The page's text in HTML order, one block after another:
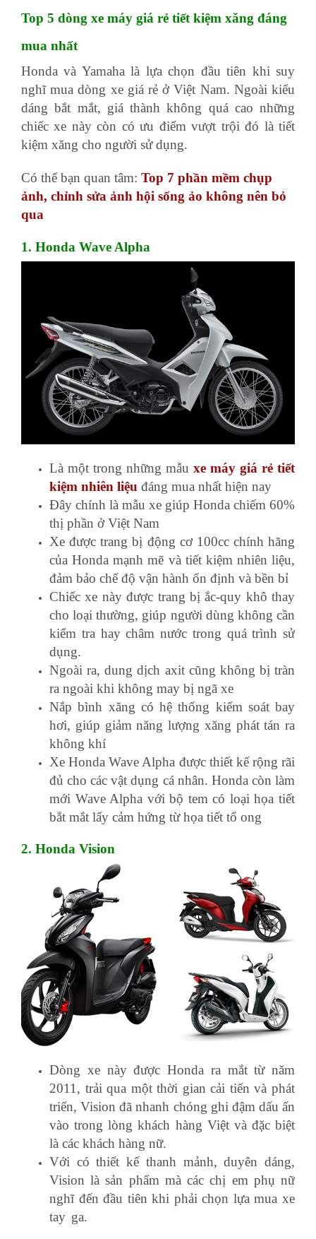
Top 5 dòng xe máy giá rẻ tiết kiệm xăng đáng
mua nhất
Honda và Yamaha là lựa chọn đầu tiên khi suy
nghĩ mua dòng xe giá rẻ ở Việt Nam. Ngoài kiểu
dáng bắt mắt, giá thành không quá cao những
chiếc xe này còn có ưu điểm vượt trội đó là tiết
kiệm xăng cho người sử dụng.
Có thể bạn quan tâm: Top 7 phần mềm chụp
ảnh, chỉnh sửa ảnh hội sống ảo không nên bỏ
qua
1. Honda Wave Alpha
Là một trong những mẫu xe máy giá rẻ tiết
kiệm nhiên liệu đáng mua nhất hiện nay
Đây chính là mẫu xe giúp Honda chiếm 60%
thị phần ở Việt Nam
Xe được trang bị động cơ 100cc chính hãng
của Honda mạnh mẽ và tiết kiệm nhiên liệu,
đảm bảo chế độ vận hành ổn định và bền bỉ
Chiếc xe này được trang bị ắc-quy khô thay
cho loại thường, giúp người dùng không cần
kiểm tra hay châm nước trong quá trình sử
dụng.
Ngoài ra, dung dịch axit cũng không bị tràn
ra ngoài khi không may bị ngã xe
Nắp bình xăng có hệ thống kiểm soát bay
hơi, giúp giảm năng lượng xăng phát tán ra
không khí
Xe Honda Wave Alpha được thiết kế rộng rãi
đủ cho các vật dụng cá nhân. Honda còn làm
mới Wave Alpha với bộ tem có loại họa tiết
bắt mắt lấy cảm hứng từ họa tiết tổ ong
2. Honda Vision
Dòng xe này được Honda ra mắt từ năm
2011, trải qua một thời gian cải tiến và phát
triển, Vision đã nhanh chóng ghi đậm dấu ấn
vào trong lòng khách hàng Việt và đặc biệt
là các khách hàng nữ.
Với có thiết kế thanh mảnh, duyên dáng,
Vision là sản phẩm mà các chị em phụ nữ
nghĩ đến đầu tiên khi phải chọn lựa mua xe
tay ga.